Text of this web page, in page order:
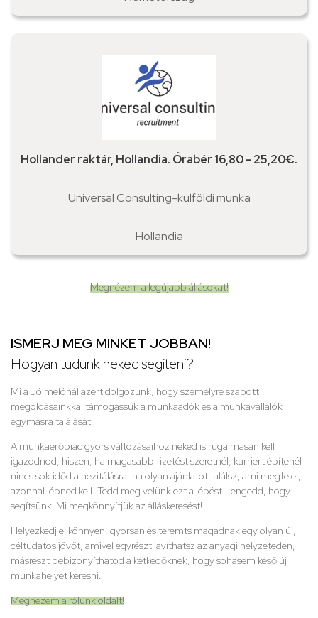
Hollander raktár, Hollandia. Órabér 16,80 - 25,20€.
Universal Consulting-külföldi munka
Hollandia
Megnézem a legújabb állásokat!
ISMERJ MEG MINKET JOBBAN!
Hogyan tudunk neked segíteni?
Mi a Jó melónál azért dolgozunk, hogy személyre szabott
megoldásainkkal támogassuk a munkaadók és a munkavállalók
egymásra találását.
A munkaerőpiac gyors változásaihoz neked is rugalmasan kell
igazodnod, hiszen, ha magasabb fizetést szeretnél, karriert építenél
nincs sok időd a hezitálásra: ha olyan ajánlatot találsz, ami megfelel,
azonnal lépned kell. Tedd meg velünk ezt a lépést - engedd, hogy
segítsünk! Mi megkönnyítjük az álláskeresést!
Helyezkedj el könnyen, gyorsan és teremts magadnak egy olyan új,
céltudatos jövőt, amivel egyrészt javíthatsz az anyagi helyzeteden,
másrészt bebizonyíthatod a kétkedőknek, hogy sohasem késő új
munkahelyet keresni.
Megnézem a rólunk oldalt!